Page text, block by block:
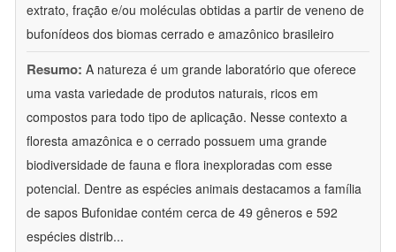
extrato, fração e/ou moléculas obtidas a partir de veneno de
bufonídeos dos biomas cerrado e amazônico brasileiro
Resumo: A natureza é um grande laboratório que oferece
uma vasta variedade de produtos naturais, ricos em
compostos para todo tipo de aplicação. Nesse contexto a
floresta amazônica e o cerrado possuem uma grande
biodiversidade de fauna e flora inexploradas com esse
potencial. Dentre as espécies animais destacamos a família
de sapos Bufonidae contém cerca de 49 gêneros e 592
espécies distrib...